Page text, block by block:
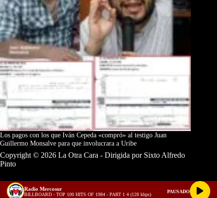
Los pagos con los que Iván Cepeda «compró» al testigo Juan
Guillermo Monsalve para que involucrara a Uribe
Copyright © 2026 La Otra Cara - Dirigida por Sixto Alfredo
Pinto
Radio Mercosur
BILLBOARD - TOP 100 HITS OF 1984 - PART 1 4 (128 kbps)
PAUSADO